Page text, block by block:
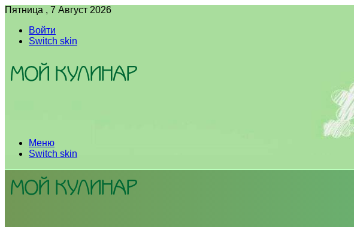
Пятница , 7 Август 2026
Войти
Switch skin
Меню
Switch skin